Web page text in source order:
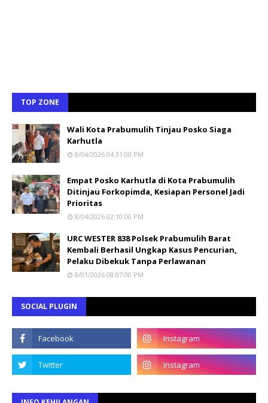
TOP ZONE
Wali Kota Prabumulih Tinjau Posko Siaga
Karhutla
8/04/2026 04:31:00 PM
Empat Posko Karhutla di Kota Prabumulih
Ditinjau Forkopimda, Kesiapan Personel Jadi
Prioritas
8/04/2026 02:10:00 PM
URC WESTER 838 Polsek Prabumulih Barat
Kembali Berhasil Ungkap Kasus Pencurian,
Pelaku Dibekuk Tanpa Perlawanan
8/01/2026 08:07:00 PM
SOCIAL PLUGIN